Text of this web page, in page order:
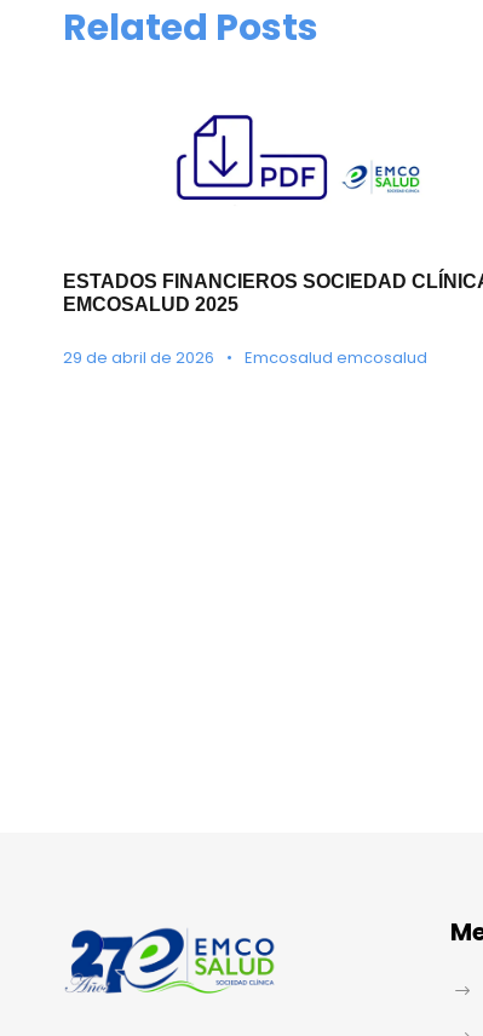
Related Posts
ESTADOS FINANCIEROS SOCIEDAD
EMCOSALUD 2025
29 de abril de 2026 • Emcosalud emcosalud